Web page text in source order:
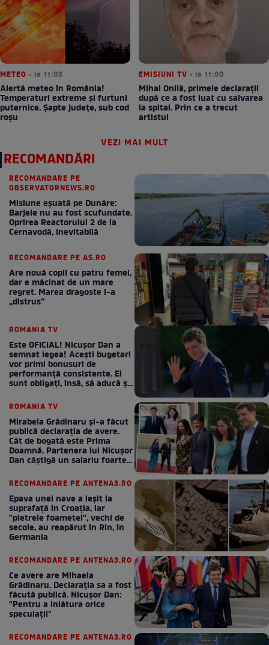
METEO • la 11:03
Alertă meteo în România!
Temperaturi extreme și furtuni
puternice. Șapte județe, sub cod
roșu
EMISIUNI TV • la 11:00
Mihai Onilă, primele declarații
după ce a fost luat cu salvarea
la spital. Prin ce a trecut
artistul
VEZI MAI MULT
RECOMANDĂRI
RECOMANDARE PE
OBSERVATORNEWS.RO
Misiune eșuată pe Dunăre:
Barjele nu au fost scufundate.
Oprirea Reactorului 2 de la
Cernavodă, inevitabilă
RECOMANDARE PE AS.RO
Are nouă copii cu patru femei,
dar e măcinat de un mare
regret. Marea dragoste l-a
„distrus”
ROMANIA TV
Este OFICIAL! Nicușor Dan a
semnat legea! Acești bugetari
vor primi bonusuri de
performanță consistente. Ei
sunt obligați, însă, să aducă și
ROMANIA TV
Mirabela Grădinaru și-a făcut
publică declarația de avere.
Cât de bogată este Prima
Doamnă. Partenera lui Nicușor
Dan câștigă un salariu foarte
RECOMANDARE PE ANTENA3.RO
Epava unei nave a ieșit la
suprafață în Croația, iar
"pietrele foametei", vechi de
secole, au reapărut în Rin, în
Germania
RECOMANDARE PE ANTENA3.RO
Ce avere are Mihaela
Grădinaru. Declarația sa a fost
făcută publică. Nicușor Dan:
"Pentru a înlătura orice
speculații"
RECOMANDARE PE ANTENA3.RO